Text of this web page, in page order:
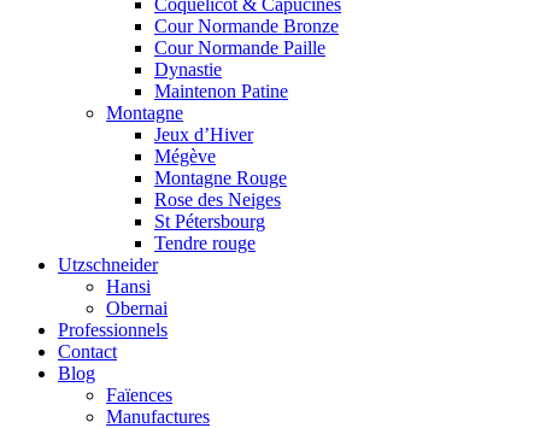
Cour Normande Bronze
Cour Normande Paille
Dynastie
Maintenon Patine
Montagne
Jeux d’Hiver
Mégève
Montagne Rouge
Rose des Neiges
St Pétersbourg
Tendre rouge
Utzschneider
Hansi
Obernai
Professionnels
Contact
Blog
Faïences
Manufactures